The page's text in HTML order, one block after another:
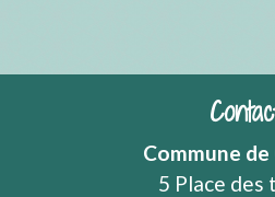
Commune de
5 Place des